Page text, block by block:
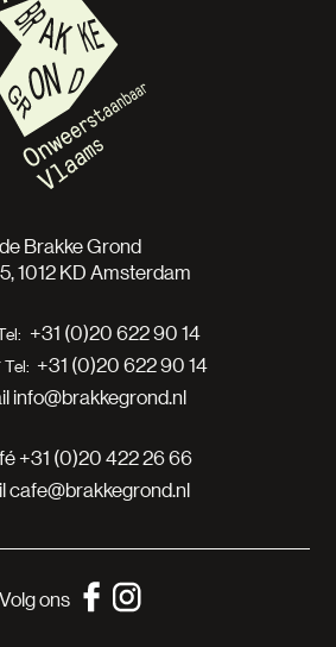
de Brakke Grond
1012 KD Amsterdam
+31 (0)20 622 90 14
+31 (0)20 622 90 14
info@brakkegrond.nl
+31 (0)20 422 26 66
cafe@brakkegrond.nl
Volg ons